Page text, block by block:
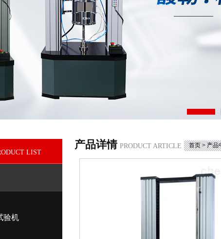
LIST
验机
产品详情 PRODUCT ARTICLE 首页>产品